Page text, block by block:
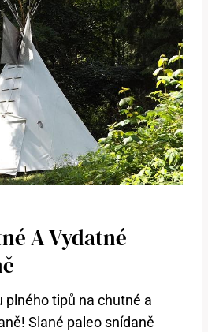
A Vydatné
tipů na chutné a
Slané paleo snídaně